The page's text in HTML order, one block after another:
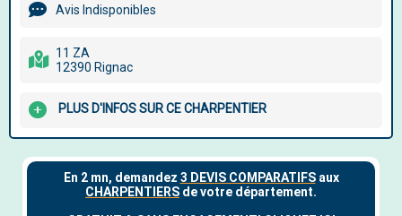
Avis Indisponibles
11 ZA
12390 Rignac
PLUS D'INFOS SUR CE CHARPENTIER